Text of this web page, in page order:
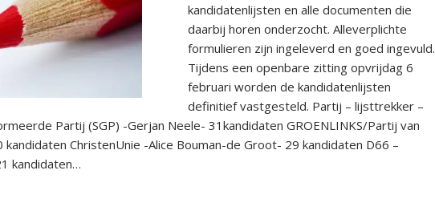
kandidatenlijsten en alle documenten die
daarbij horen onderzocht. Alleverplichte
formulieren zijn ingeleverd en goed ingevuld.
Tijdens een openbare zitting opvrijdag 6
februari worden de kandidatenlijsten
definitief vastgesteld. Partij – lijsttrekker –
Partij (SGP) -Gerjan Neele- 31kandidaten GROENLINKS/Partij van
ChristenUnie -Alice Bouman-de Groot- 29 kandidaten D66 –
kandidaten…